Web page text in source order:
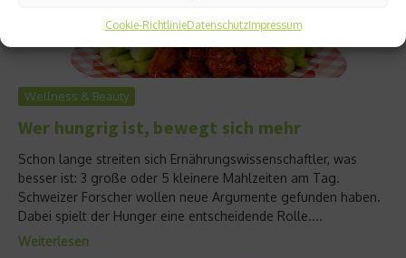
Cookie-RichtlinieDatenschutzImpressum
Wellness & Beauty
Wer hungrig ist, bewegt sich mehr
Schon lange streiten sich Ernährungswissenschaftler, was
besser ist: 3 große oder 5 kleinere Mahlzeiten am Tag.
Schweizer Forscher wollen neue Argumente gefunden haben.
Dabei spielt der Hunger eine entscheidende Rolle....
Weiterlesen